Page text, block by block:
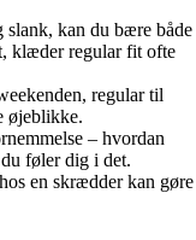
slank, kan du bære både
klæder regular fit ofte
regular til
øjeblikke.
– hvordan
føler dig i det.
en skrædder kan gøre